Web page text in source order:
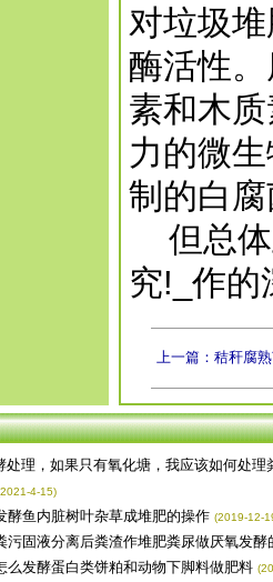
对垃圾
酶活性
素和木
力的微
制的白
但总体
究!_作的
上一篇：秸秆腐
处理，如果只有氧化塘，我应该如何处理
4-15)
酵鱼内脏树叶杂草成堆肥的操作 (2019-12-
污固液分离后粪渣作堆肥粪尿做厌氧发酵
么发酵蛋白类饼粕和动物下脚料做肥料